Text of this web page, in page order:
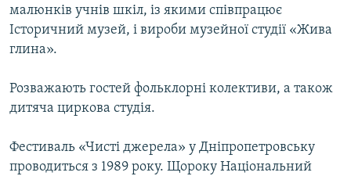
малюнків учнів шкіл, із якими співпрацює
Історичний музей, і вироби музейної студії «Жива
глина».
Розважають гостей фольклорні колективи, а також
дитяча циркова студія.
Фестиваль «Чисті джерела» у Дніпропетровську
проводиться з 1989 року. Щороку Національний